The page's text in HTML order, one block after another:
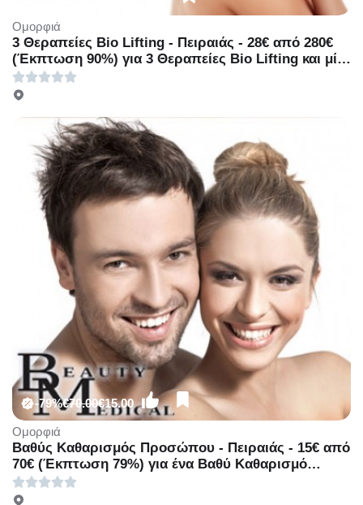
Ομορφιά
3 Θεραπείες Bio Lifting - Πειραιάς - 28€ από 280€
(Έκπτωση 90%) για 3 Θεραπείες Bio Lifting και μία
μέτρηση υγρασίας του δέρματος Moisturisation
Control, από το ολοκαίνουριο υπερσύγχρονο
Medical Beauty» στο κέντρο του Πειραιά!!!
-79%€70.00€15.00
Ομορφιά
Βαθύς Καθαρισμός Προσώπου - Πειραιάς - 15€ από
70€ (Έκπτωση 79%) για ένα Βαθύ Καθαρισμό
Προσώπου μία Θεραπεία Ενυδάτωσης ΚΑΙ
Δερμοανάλυση για άνδρες και γυναίκες, από το